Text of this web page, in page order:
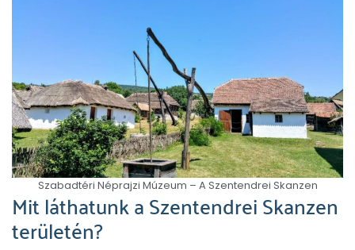
Szabadtéri Néprajzi Múzeum – A Szentendrei Skanzen
Mit láthatunk a Szentendrei Skanzen
területén?